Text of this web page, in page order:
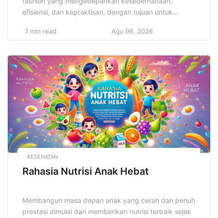
efisiensi, dan kepraktisan, dengan tujuan untuk
harus bergantung pada elemen-elemen berlebihan.
sekadar tren, tetapi juga mencerminkan filosofi hidup
yang mengutamakan kualitas daripada kuantitas,
serta keberlanjutan dalam setiap pilihan yang dibuat.
[…]
7 min read Agu 06, 2026
KESEHATAN
Rahasia Nutrisi Anak Hebat
Membangun masa depan anak yang cerah dan penuh
prestasi dimulai dari memberikan nutrisi terbaik sejak